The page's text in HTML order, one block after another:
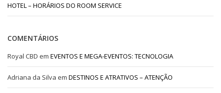
HOTEL – HORÁRIOS DO ROOM SERVICE
COMENTÁRIOS
Royal CBD em EVENTOS E MEGA-EVENTOS: TECNOLOGIA
Adriana da Silva em DESTINOS E ATRATIVOS – ATENÇÃO